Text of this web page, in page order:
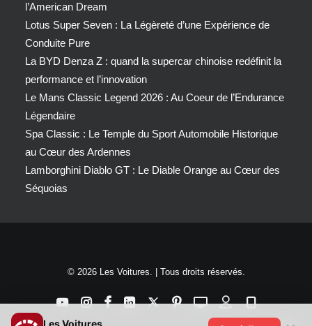
l’American Dream
Lotus Super Seven : La Légèreté d’une Expérience de
Conduite Pure
La BYD Denza Z : quand la supercar chinoise redéfinit la
performance et l’innovation
Le Mans Classic Legend 2026 : Au Coeur de l’Endurance
Légendaire
Spa Classic : Le Temple du Sport Automobile Historique
au Cœur des Ardennes
Lamborghini Diablo GT : Le Diable Orange au Cœur des
Séquoias
© 2026 Les Voitures. | Tous droits réservés.
Les Voitures